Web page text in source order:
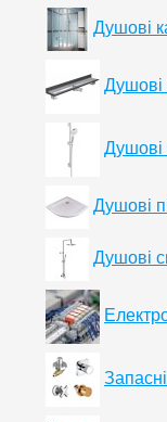
Душові
Душові
Душові
Душові
Душові